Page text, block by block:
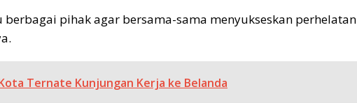
berbagai pihak agar bersama-sama menyukseskan perhelatan
Ternate Kunjungan Kerja ke Belanda